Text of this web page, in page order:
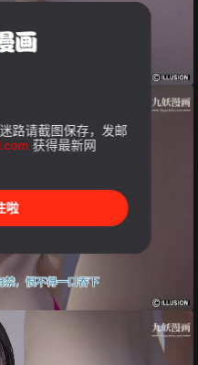
路请截图保存，发邮
获得最新网
啦